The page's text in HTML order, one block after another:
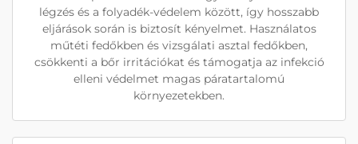
légzés és a folyadék-védelem között, így hosszabb
eljárások során is biztosít kényelmet. Használatos
műtéti fedőkben és vizsgálati asztal fedőkben,
csökkenti a bőr irritációkat és támogatja az infekció
elleni védelmet magas páratartalomú
környezetekben.